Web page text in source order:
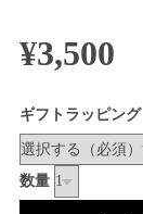
¥3,500
ギフトラッピング
数量